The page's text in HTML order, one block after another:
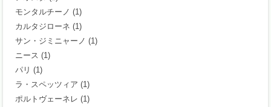
モンタルチーノ (1)
カルタジローネ (1)
サン・ジミニャーノ (1)
ニース (1)
パリ (1)
ラ・スペッツィア (1)
ポルトヴェーネレ (1)